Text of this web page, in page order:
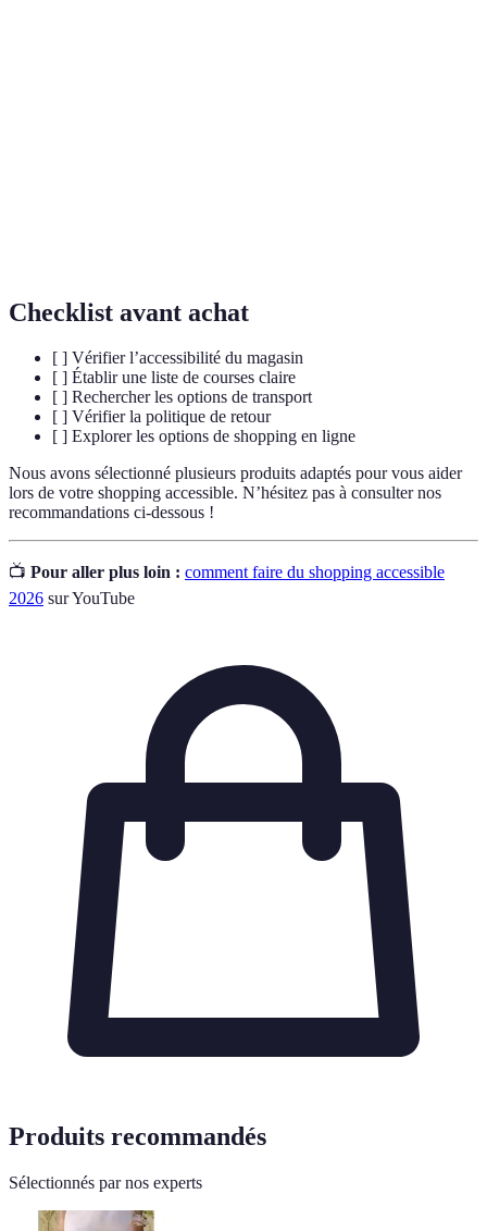
Checklist avant achat
[ ] Vérifier l’accessibilité du magasin
[ ] Établir une liste de courses claire
[ ] Rechercher les options de transport
[ ] Vérifier la politique de retour
[ ] Explorer les options de shopping en ligne
Nous avons sélectionné plusieurs produits adaptés pour vous aider
lors de votre shopping accessible. N’hésitez pas à consulter nos
recommandations ci-dessous !
📺 Pour aller plus loin : comment faire du shopping accessible
2026 sur YouTube
Produits recommandés
Sélectionnés par nos experts